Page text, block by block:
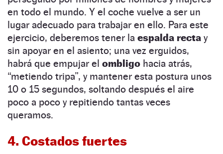
en todo el mundo. Y el coche vuelve a ser un
lugar adecuado para trabajar en ello. Para este
ejercicio, deberemos tener la espalda recta y
sin apoyar en el asiento; una vez erguidos,
habrá que empujar el ombligo hacia atrás,
“metiendo tripa”, y mantener esta postura unos
10 o 15 segundos, soltando después el aire
poco a poco y repitiendo tantas veces
queramos.
4. Costados fuertes